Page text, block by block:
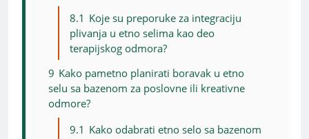
8.1 Koje su preporuke za integraciju
plivanja u etno selima kao deo
terapijskog odmora?
9 Kako pametno planirati boravak u etno
selu sa bazenom za poslovne ili kreativne
odmore?
9.1 Kako odabrati etno selo sa bazenom